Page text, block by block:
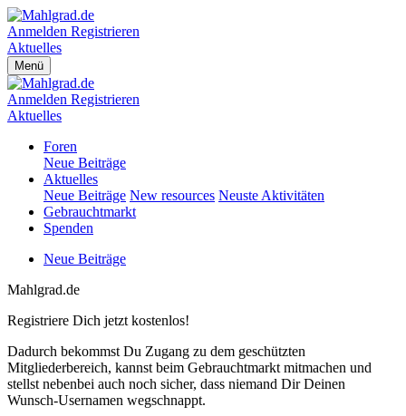
Anmelden Registrieren
Aktuelles
Menü
Anmelden Registrieren
Aktuelles
Foren
Neue Beiträge
Aktuelles
Neue Beiträge New resources Neuste Aktivitäten
Gebrauchtmarkt
Spenden
Neue Beiträge
Mahlgrad.de
Registriere Dich jetzt kostenlos!
Dadurch bekommst Du Zugang zu dem geschützten
Mitgliederbereich, kannst beim Gebrauchtmarkt mitmachen und
stellst nebenbei auch noch sicher, dass niemand Dir Deinen
Wunsch-Usernamen wegschnappt.